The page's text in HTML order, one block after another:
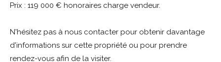
Prix : 119 000 € honoraires charge vendeur.
N'hésitez pas à nous contacter pour obtenir davantage
d'informations sur cette propriété ou pour prendre
rendez-vous afin de la visiter.